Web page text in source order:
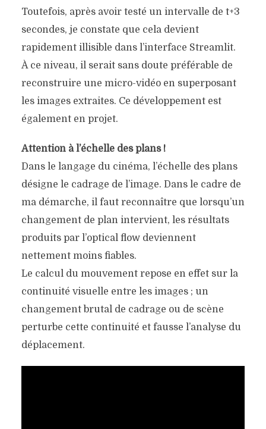
Toutefois, après avoir testé un intervalle de t+3
secondes, je constate que cela devient
rapidement illisible dans l’interface Streamlit.
À ce niveau, il serait sans doute préférable de
reconstruire une micro-vidéo en superposant
les images extraites. Ce développement est
également en projet.
Attention à l’échelle des plans !
Dans le langage du cinéma, l’échelle des plans
désigne le cadrage de l’image. Dans le cadre de
ma démarche, il faut reconnaître que lorsqu’un
changement de plan intervient, les résultats
produits par l’optical flow deviennent
nettement moins fiables.
Le calcul du mouvement repose en effet sur la
continuité visuelle entre les images ; un
changement brutal de cadrage ou de scène
perturbe cette continuité et fausse l’analyse du
déplacement.